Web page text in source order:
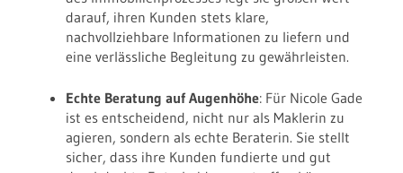
darauf, ihren Kunden stets klare,
nachvollziehbare Informationen zu liefern und
eine verlässliche Begleitung zu gewährleisten.
Echte Beratung auf Augenhöhe: Für Nicole Gade
ist es entscheidend, nicht nur als Maklerin zu
agieren, sondern als echte Beraterin. Sie stellt
sicher, dass ihre Kunden fundierte und gut